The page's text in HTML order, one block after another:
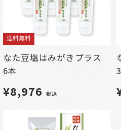
送料無料
なた豆塩はみがきプラス
6本
¥8,976 税込